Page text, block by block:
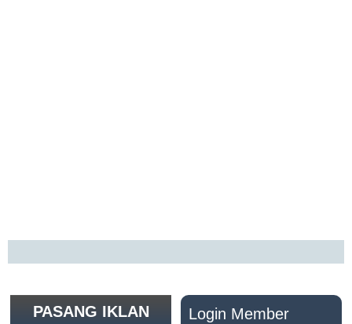
PASANG IKLAN
Login Member